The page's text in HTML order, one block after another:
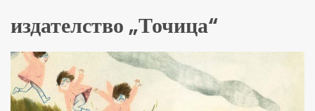
издателство „Точица“